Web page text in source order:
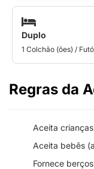
Duplo
1 Colchão (ões) /
Regras da
Aceita
Aceita bebês
Fornece berços